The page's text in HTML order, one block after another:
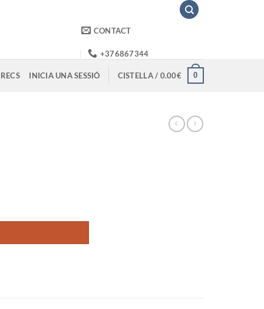
CONTACT
+376867344
INICIA UNA SESSIÓ CISTELLA / 0.00€ 0